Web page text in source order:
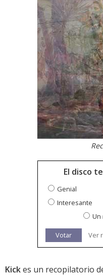
El disco
Genial
Interesante
Un
Votar Ver
Kickes un recopilatorio